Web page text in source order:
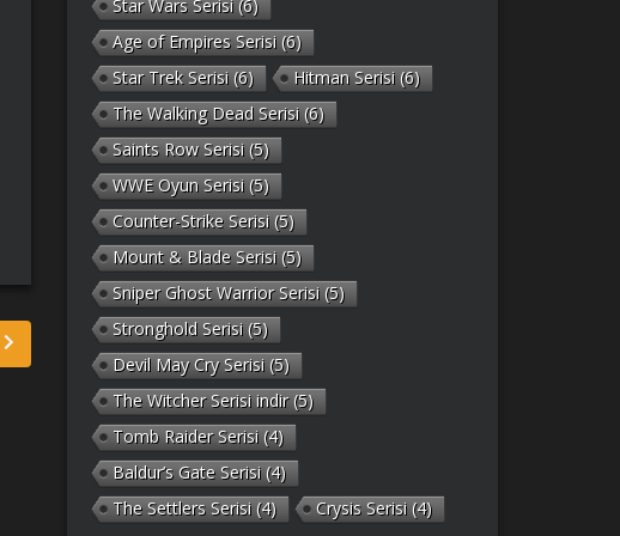
Star Wars Serisi (6)
Age of Empires Serisi (6)
Star Trek Serisi (6) Hitman Serisi (6)
The Walking Dead Serisi (6)
Saints Row Serisi (5)
WWE Oyun Serisi (5)
Counter-Strike Serisi (5)
Mount & Blade Serisi (5)
Sniper Ghost Warrior Serisi (5)
Stronghold Serisi (5)
Devil May Cry Serisi (5)
The Witcher Serisi indir(5)
Tomb Raider Serisi (4)
Baldur’s Gate Serisi (4)
The Settlers Serisi (4) Crysis Serisi (4)